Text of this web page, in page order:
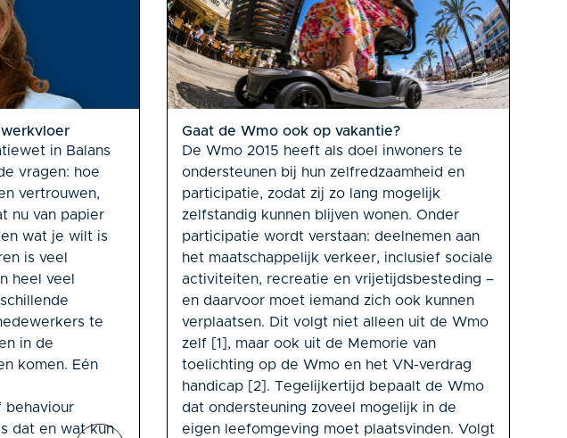
in Balans
vragen: hoe
vertrouwen,
nu van papier
wat je wilt is
is veel
heel veel
te
in de
komen. Eén
behaviour
dat en wat kun
Gaat de Wmo ook op vakantie?
De Wmo 2015 heeft als doel inwoners te
ondersteunen bij hun zelfredzaamheid en
participatie, zodat zij zo lang mogelijk
zelfstandig kunnen blijven wonen. Onder
participatie wordt verstaan: deelnemen aan
het maatschappelijk verkeer, inclusief sociale
activiteiten, recreatie en vrijetijdsbesteding –
en daarvoor moet iemand zich ook kunnen
verplaatsen. Dit volgt niet alleen uit de Wmo
zelf [1], maar ook uit de Memorie van
toelichting op de Wmo en het VN-verdrag
handicap [2]. Tegelijkertijd bepaalt de Wmo
dat ondersteuning zoveel mogelijk in de
eigen leefomgeving moet plaatsvinden. Volgt